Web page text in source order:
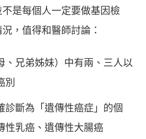
是每個人一定要做基因檢
，值得和醫師討論：
、兄弟姊妹）中有兩、三人以
別
診斷為「遺傳性癌症」的個
性乳癌、遺傳性大腸癌